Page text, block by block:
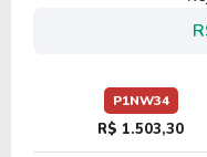
27,34
P1NW34
R$ 1.503,30